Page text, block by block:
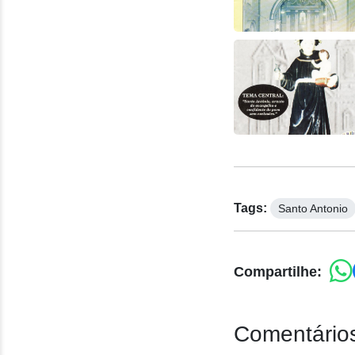
Tags: Santo Antonio
Compartilhe: